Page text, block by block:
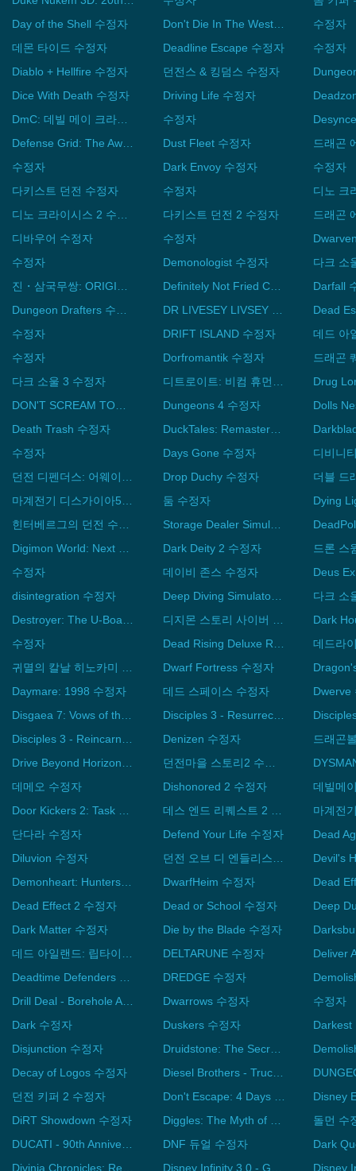
Day of the Shell 수정자
Don't Die In The West 수정자
수정자
데몬 타이드 수정자
Deadline Escape 수정자
수정자
Diablo + Hellfire 수정자
던전스 & 킹덤스 수정자
Dice With Death 수정자
Driving Life 수정자
수정자
Dust Fleet 수정자
드래곤
수정자
Dark Envoy 수정자
수정자
다키스트 던전 수정자
수정자
디노 크
다키스트 던전 2 수정자
디바우어 수정자
수정자
수정자
Demonologist 수정자
다크 소
Definitely Not Fried Chicken 수정자
Darfall
Dead
수정자
DRIFT ISLAND 수정자
데드 아
수정자
Dorfromantik 수정자
다크 소울 3 수정자
Dungeons 4 수정자
Dolls
Death Trash 수정자
DuckTales: Remastered 수정자
수정자
Days Gone 수정자
Drop Duchy 수정자
둠 수정자
Dark Deity 2 수정자
드론 스
수정자
데이비 존스 수정자
disintegration 수정자
다크 소
Dark
수정자
Dwarf Fortress 수정자
Daymare: 1998 수정자
데드 스페이스 수정자
Dwerve
Disciples 3 - Resurrection 수정자
Denizen 수정자
데메오 수정자
Dishonored 2 수정자
단다라 수정자
Defend Your Life 수정자
Dead
Diluvion 수정자
Devil's
DwarfHeim 수정자
Dead
Dead Effect 2 수정자
Dead or School 수정자
Dark Matter 수정자
Die by the Blade 수정자
DELTARUNE 수정자
DREDGE 수정자
Dwarrows 수정자
수정자
Dark 수정자
Duskers 수정자
Disjunction 수정자
Druidstone: The Secret of the Menhir Forest 수정자
Decay of Logos 수정자
Diesel Brothers - Truck Building Simulator 수정자
던전 키퍼 2 수정자
DiRT Showdown 수정자
돌먼 수
DNF 듀얼 수정자
Dark